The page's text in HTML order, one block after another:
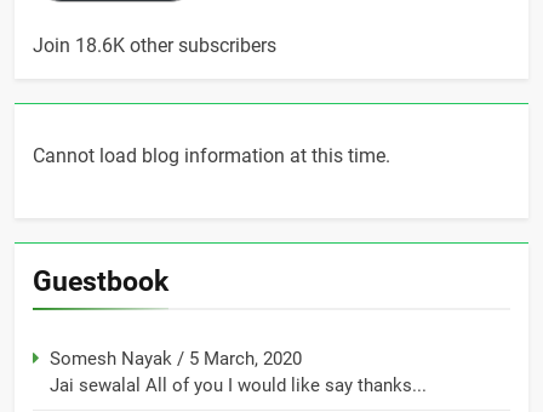
Join 18.6K other subscribers
Cannot load blog information at this time.
Guestbook
Somesh Nayak / 5 March, 2020
Jai sewalal All of you I would like say thanks...